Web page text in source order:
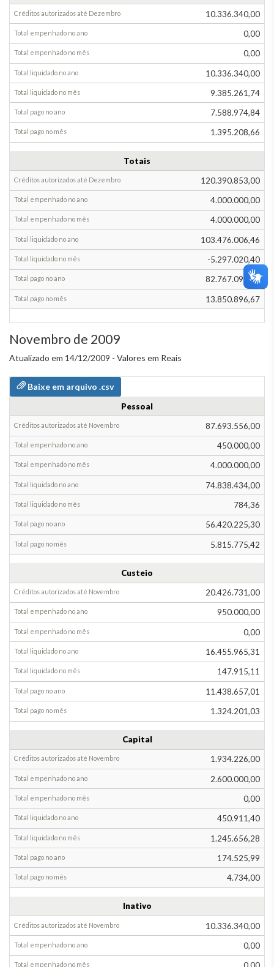
10.336.340,00
0,00
0,00
10.336.340,00
9.385.261,74
7.588.974,84
1.395.208,66
Totais
120.390.853,00
4.000.000,00
4.000.000,00
103.476.006,46
-5.297.020,40
82.767.093,59
13.850.896,67
Novembro de 2009
Atualizado em 14/12/2009 - Valores em Reais
Baixe em arquivo .csv
de
Total
provisionado
até
Outubro
Alteração
na
provisão
em
Total
empenhado
Total
executado
Acréscimo
Diminuição
Até
Outubro
Em
Novembro
Até
Em
Novembro
Pessoal
87.693.556,00
450.000,00
4.000.000,00
74.838.434,00
784,36
56.420.225,30
5.815.775,42
Custeio
20.426.731,00
950.000,00
0,00
16.455.965,31
147.915,11
11.438.657,01
1.324.201,03
Capital
1.934.226,00
2.600.000,00
0,00
450.911,40
1.245.656,28
174.525,99
4.734,00
Inativo
10.336.340,00
0,00